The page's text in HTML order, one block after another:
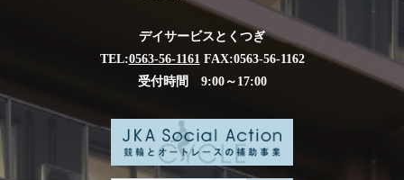
デイサービスとくつぎ
TEL:0563-56-1161FAX:0563-56-1162
受付時間 9:00～17:00